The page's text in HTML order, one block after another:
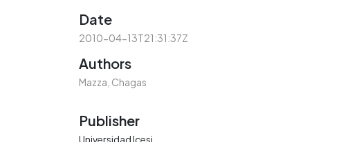
Date
2010-04-13T21:31:37Z
Authors
Mazza, Chagas
Publisher
Universidad Icesi